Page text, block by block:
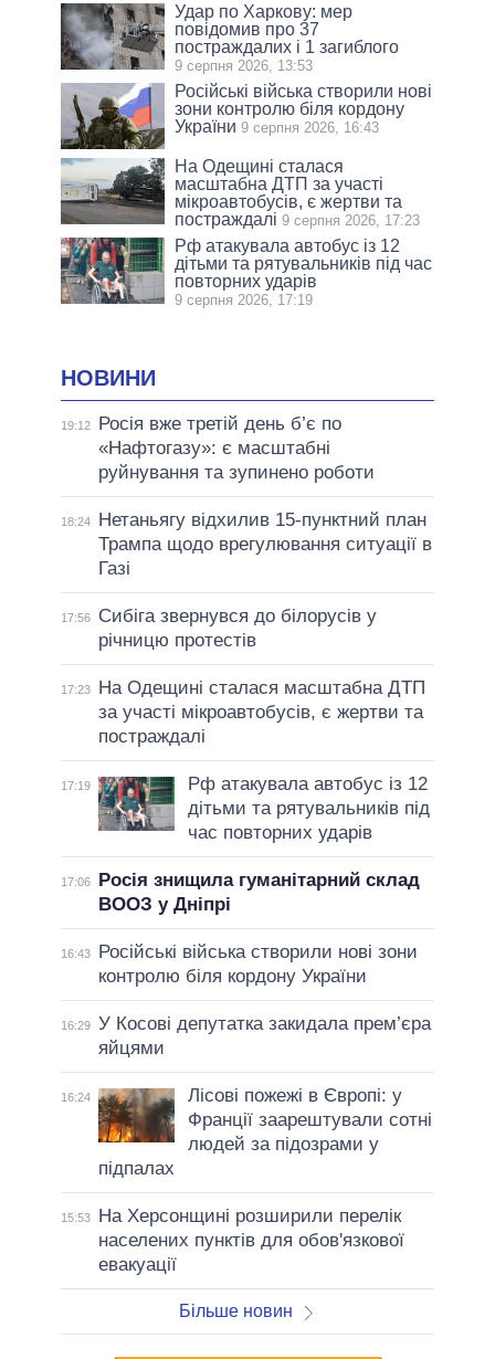
Удар по Харкову: мер
повідомив про 37
постраждалих і 1 загиблого
9 серпня 2026, 13:53
Російські війська створили нові
зони контролю біля кордону
України 9 серпня 2026, 16:43
На Одещині сталася
масштабна ДТП за участі
мікроавтобусів, є жертви та
постраждалі 9 серпня 2026, 17:23
Рф атакувала автобус із 12
дітьми та рятувальників під час
повторних ударів
9 серпня 2026, 17:19
НОВИНИ
19:12
Росія вже третій день б’є по
«Нафтогазу»: є масштабні
руйнування та зупинено роботи
18:24
Нетаньягу відхилив 15-пунктний план
Трампа щодо врегулювання ситуації в
Газі
17:56
Сибіга звернувся до білорусів у
річницю протестів
17:23
На Одещині сталася масштабна ДТП
за участі мікроавтобусів, є жертви та
постраждалі
17:19
Рф атакувала автобус із 12
дітьми та рятувальників під
час повторних ударів
17:06
Росія знищила гуманітарний склад
ВООЗ у Дніпрі
16:43
Російські війська створили нові зони
контролю біля кордону України
16:29 У Косові депутатка закидала прем’єра
яйцями
16:24
Лісові пожежі в Європі: у
Франції заарештували сотні
людей за підозрами у
підпалах
15:53
На Херсонщині розширили перелік
населених пунктів для обов'язкової
евакуації
Більше новин